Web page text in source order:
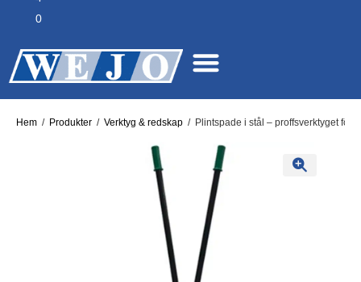
0
Hem / Produkter / Verktyg & redskap / Plintspade i stål – proffsverktyget för